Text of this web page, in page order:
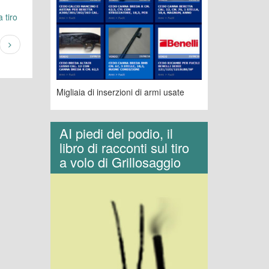
tiro
Migliaia di inserzioni di armi usate
AI piedi del podio, il
libro di racconti sul tiro
a volo di Grillosaggio